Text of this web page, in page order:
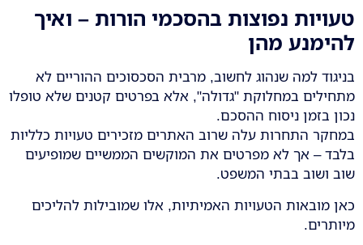
טעויות נפוצות בהסכמי הורות – ואיך
להימנע מהן
בניגוד למה שנהוג לחשוב, מרבית הסכסוכים ההוריים לא
מתחילים במחלוקת "גדולה", אלא בפרטים קטנים שלא טופלו
נכון בזמן ניסוח ההסכם.
במחקר התחרות עלה שרוב האתרים מזכירים טעויות כלליות
בלבד – אך לא מפרטים את המוקשים הממשיים שמופיעים
שוב ושוב בבתי המשפט.
כאן מובאות הטעויות האמיתיות, אלו שמובילות להליכים
מיותרים.